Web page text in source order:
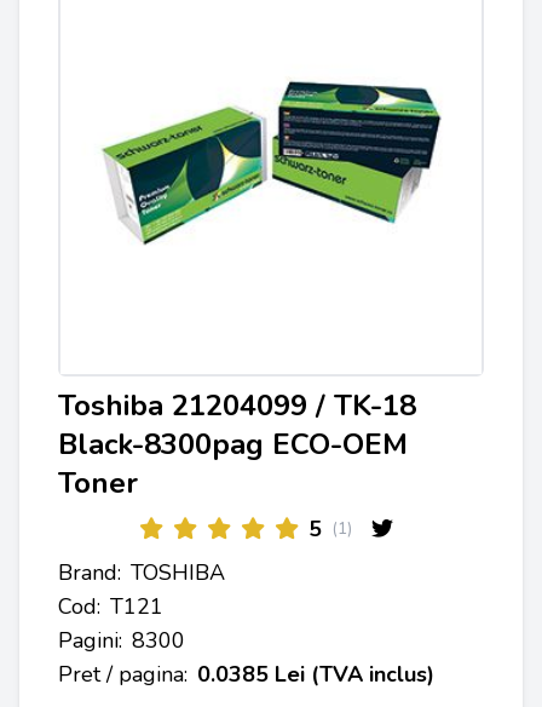
Toshiba 21204099 / TK-18
Black-8300pag ECO-OEM
Toner
5 (1)
Brand: TOSHIBA
Cod: T121
Pagini: 8300
Pret / pagina: 0.0385 Lei (TVA inclus)